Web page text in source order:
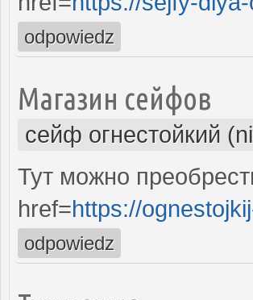
odpowiedz
Магазин сейфов
сейф огнестойкий
Тут можно
href=https://
odpowiedz